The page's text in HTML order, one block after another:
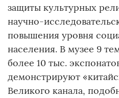
защиты культурных
научно-
повышения уровня
населения. В музее 9
более 10 тыс.
демонстрируют
Великого канала,